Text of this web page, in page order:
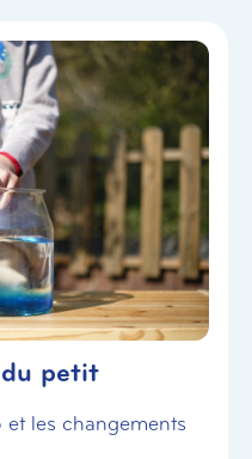
du petit
les changements